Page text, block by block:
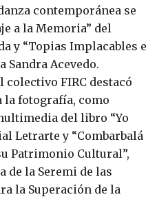
contemporánea se
a la Memoria” del
y “Topias Implacables e
Sandra Acevedo.
colectivo FIRC destacó
la fotografía, como
del libro “Yo
Letrarte y “Combarbalá
Patrimonio Cultural”,
de la Seremi de las
la Superación de la